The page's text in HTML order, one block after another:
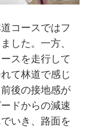
コースではフ
した。一方、
スを走行して
て林道で感じ
後の接地感が
ドからの減速
いき、路面を